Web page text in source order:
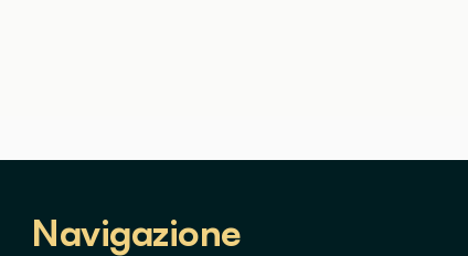
Navigazione